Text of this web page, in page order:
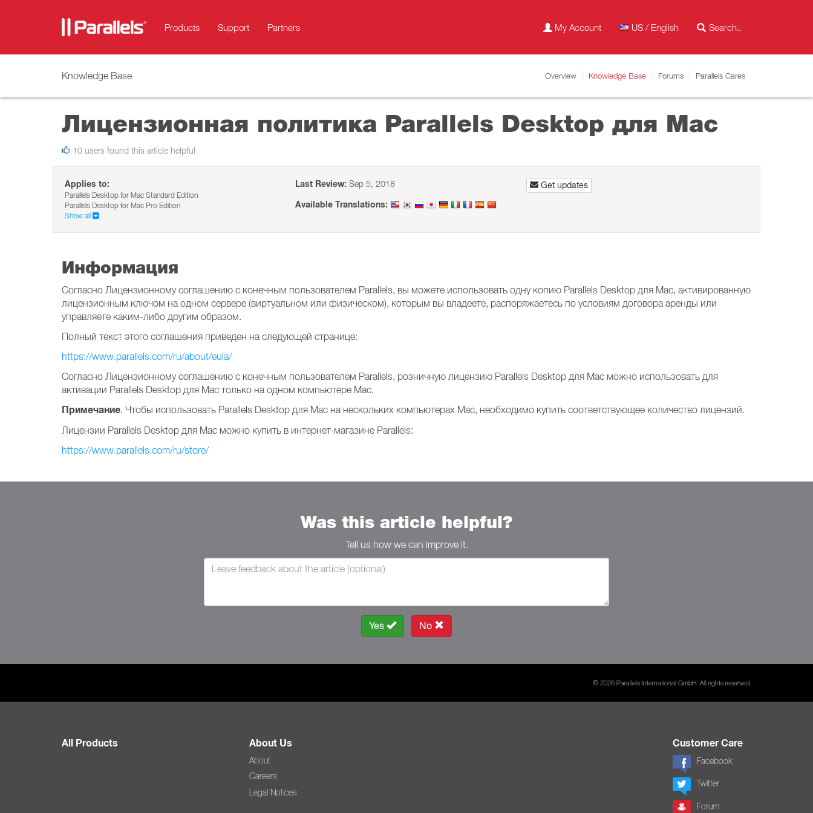
Products Support Partners My Account US / English
Knowledge Base Overview Knowledge Base Forums Parallels Cares
Лицензионная политика Parallels Desktop для Mac
10 users found this article helpful
Applies to:
Parallels Desktop for Mac Standard Edition
Parallels Desktop for Mac Pro Edition
Show all
Last Review: Sep 5, 2018
Available Translations:
Get updates
Информация
Согласно Лицензионному соглашению с конечным пользователем Parallels, вы можете использовать одну копию Parallels Desktop для Mac, активированную
лицензионным ключом на одном сервере (виртуальном или физическом), которым вы владеете, распоряжаетесь по условиям договора аренды или
управляете каким-либо другим образом.
Полный текст этого соглашения приведен на следующей странице:
https://www.parallels.com/ru/about/eula/
Согласно Лицензионному соглашению с конечным пользователем Parallels, розничную лицензию Parallels Desktop для Mac можно использовать для
активации Parallels Desktop для Mac только на одном компьютере Mac.
Примечание. Чтобы использовать Parallels Desktop для Mac на нескольких компьютерах Mac, необходимо купить соответствующее количество лицензий.
Лицензии Parallels Desktop для Mac можно купить в интернет-магазине Parallels:
https://www.parallels.com/ru/store/
Was this article helpful?
Tell us how we can improve it.
Yes No
© 2026 Parallels International GmbH. All rights reserved.
All Products About Us
About
Careers
Legal Notices
Customer Care
Facebook
Twitter
Forum